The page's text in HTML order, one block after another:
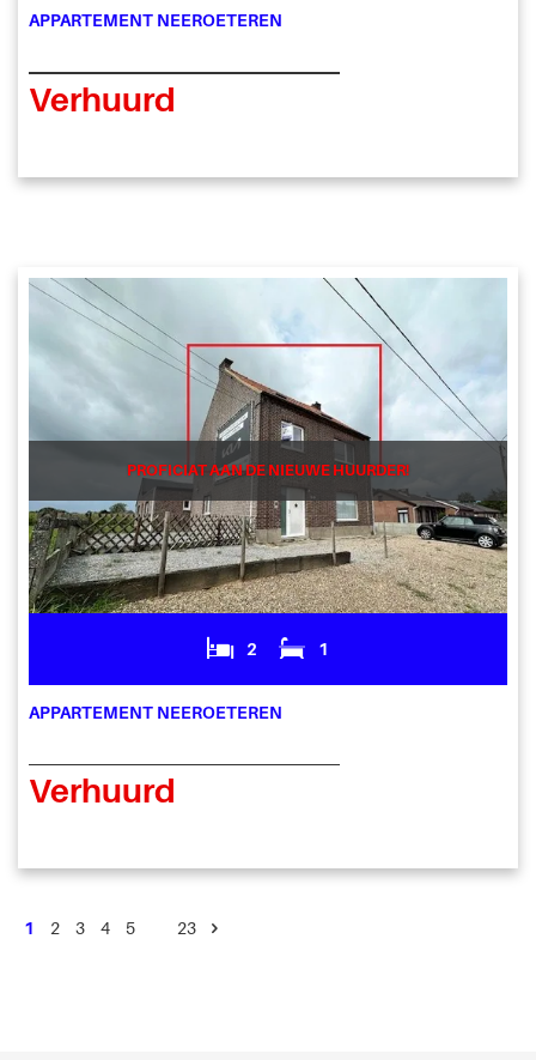
APPARTEMENT NEEROETEREN
Verhuurd
PROFICIAT AAN DE NIEUWE HUURDER!
2 1
APPARTEMENT NEEROETEREN
Verhuurd
1 2 3 4 5 23